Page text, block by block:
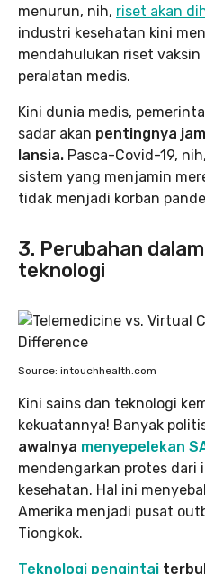
menurun, nih, riset akan
industri kesehatan kini
mendahulukan riset
peralatan medis.
Kini dunia medis,
sadar akan pentingnya
lansia. Pasca-Covid-19,
sistem yang menjamin
tidak menjadi korban
3. Perubahan
teknologi
Source: intouchhealth.com
Kini sains dan teknologi
kekuatannya! Banyak
awalnya menyepelekan
mendengarkan protes dari
kesehatan. Hal ini
Amerika menjadi pusat
Tiongkok.
Teknologi pengintai